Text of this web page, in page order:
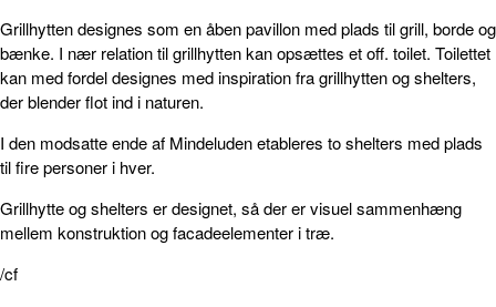
Grillhytten designes som en åben pavillon med plads til grill, borde og
bænke. I nær relation til grillhytten kan opsættes et off. toilet. Toilettet
kan med fordel designes med inspiration fra grillhytten og shelters,
der blender flot ind i naturen.
I den modsatte ende af Mindeluden etableres to shelters med plads
til fire personer i hver.
Grillhytte og shelters er designet, så der er visuel sammenhæng
mellem konstruktion og facadeelementer i træ.
/cf